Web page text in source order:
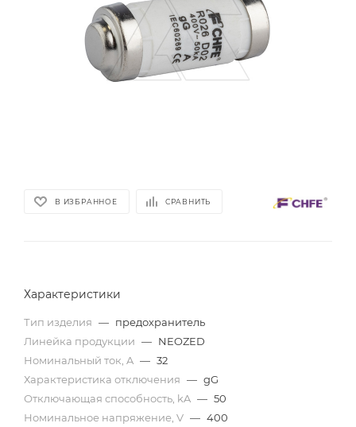
В ИЗБРАННОЕ СРАВНИТЬ
Характеристики
Тип изделия — предохранитель
Линейка продукции — NEOZED
Номинальный ток, A — 32
Характеристика отключения — gG
Отключающая способность, kA — 50
Номинальное напряжение, V — 400